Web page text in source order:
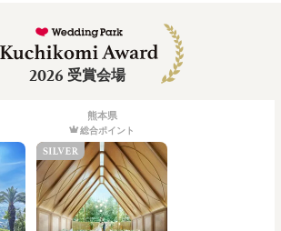
2026 受賞会場
熊本県
総合ポイント